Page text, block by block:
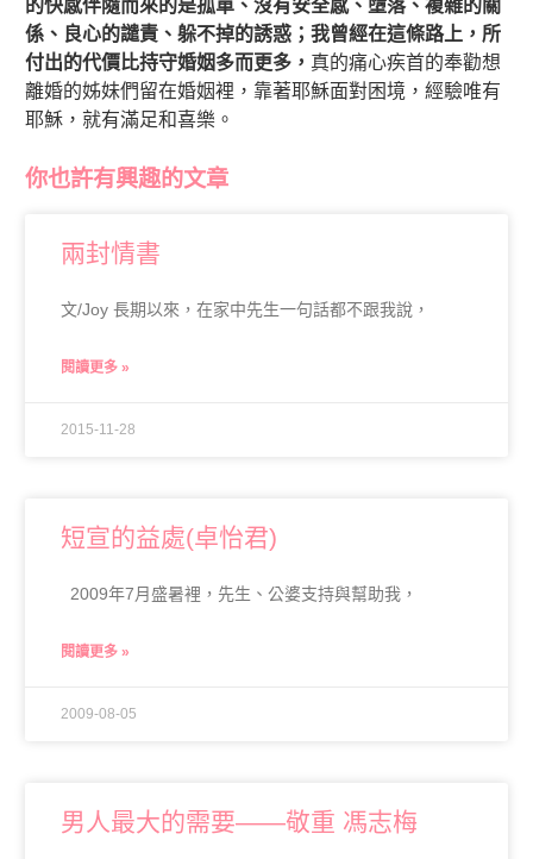
的快感伴隨而來的是孤單、沒有安全感、墮落、複雜的關
係、良心的譴責、躲不掉的誘惑；我曾經在這條路上，所
付出的代價比持守婚姻多而更多， 真的痛心疾首的奉勸想
離婚的姊妹們留在婚姻裡，靠著耶穌面對困境，經驗唯有
耶穌，就有滿足和喜樂。
你也許有興趣的文章
兩封情書
文/Joy 長期以來，在家中先生一句話都不跟我說，
閱讀更多 »
2015-11-28
短宣的益處(卓怡君)
2009年7月盛暑裡，先生、公婆支持與幫助我，
閱讀更多 »
2009-08-05
男人最大的需要——敬重 馮志梅